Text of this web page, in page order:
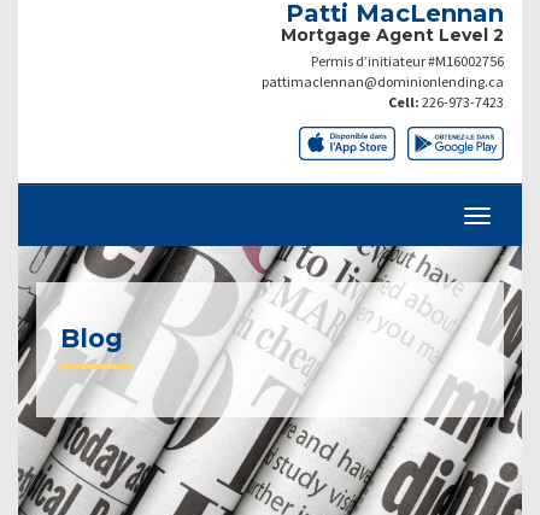
Patti MacLennan
Mortgage Agent Level 2
Permis d’initiateur #M16002756
pattimaclennan@dominionlending.ca
Cell: 226-973-7423
Blog